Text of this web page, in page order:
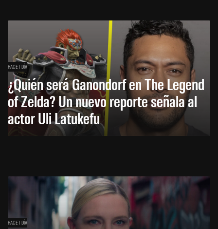
HACE 1 DÍA
¿Quién será Ganondorf en The Legend
of Zelda? Un nuevo reporte señala al
actor Uli Latukefu
HACE 1 DÍA